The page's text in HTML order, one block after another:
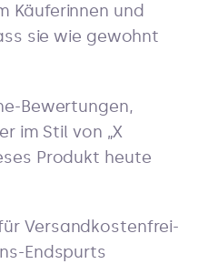
Käuferinnen und
sie wie gewohnt
Bewertungen,
im Stil von „X
Produkt heute
Versandkostenfrei-
Endspurts